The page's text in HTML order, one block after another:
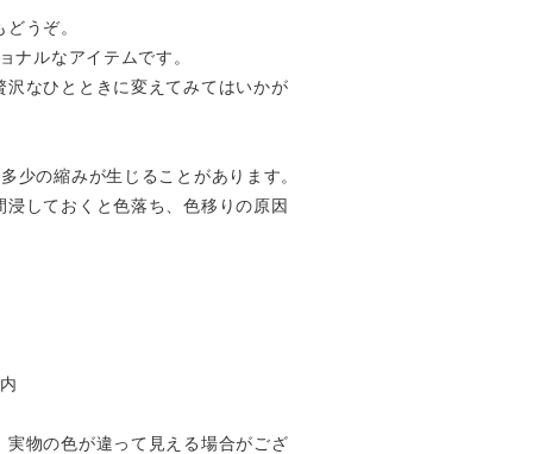
うぞ。
ナルなアイテムです。
沢なひとときに変えてみてはいかが
少の縮みが生じることがあります。
しておくと色落ち、色移りの原因
実物の色が違って見える場合がござ